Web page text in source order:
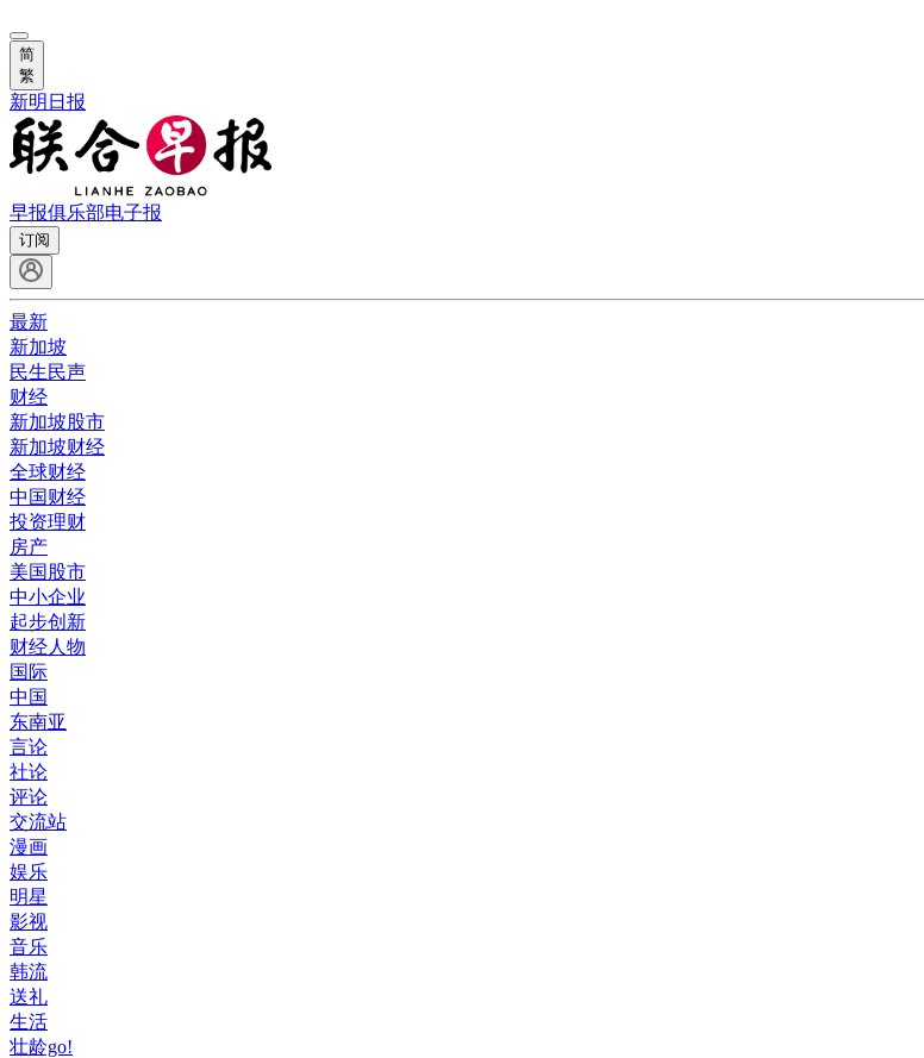
简
繁
新明日报
早报俱乐部电子报
订阅
最新
新加坡
民生民声
财经
新加坡股市
新加坡财经
全球财经
中国财经
投资理财
房产
美国股市
中小企业
起步创新
财经人物
国际
中国
东南亚
言论
社论
评论
交流站
漫画
娱乐
明星
影视
音乐
韩流
送礼
生活
壮龄go!